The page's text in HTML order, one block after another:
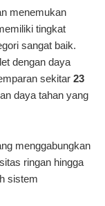
menemukan
tingkat
sangat baik.
dengan daya
sekitar 23
daya tahan yang
menggabungkan
ringan hingga
sistem